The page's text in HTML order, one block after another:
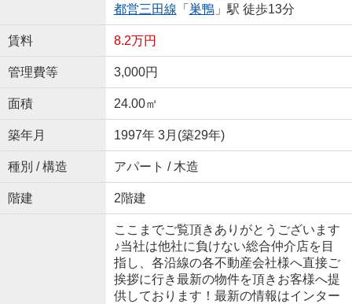
都営三田線 「 巣鴨」駅 徒歩13分
賃料 8.2万円
管理費等 3,000円
面積 24.00㎡
築年月 1997年 3月(築29年)
種別 / 構造 アパート / 木造
階建 2階建
ここまでご覧頂きありがとうございます
♪当社は他社に負けない総合仲介店を目
指し、各沿線の各不動産会社様へ直接ご
挨拶に行き最新の物件を頂きお客様へ提
供しております！最新の情報はインター